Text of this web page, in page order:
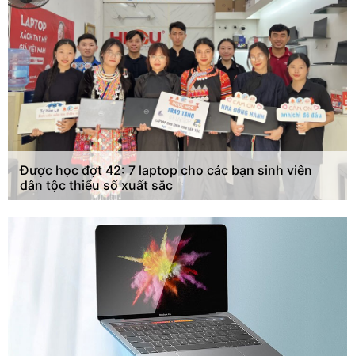
Được học đợt 42: 7 laptop cho các bạn sinh viên
dân tộc thiểu số xuất sắc